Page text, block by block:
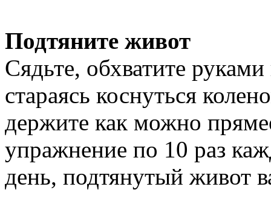
Подтяните живот
Сядьте, обхватите
стараясь коснуться
держите как можно
упражнение по 10 раз
день, подтянутый живот